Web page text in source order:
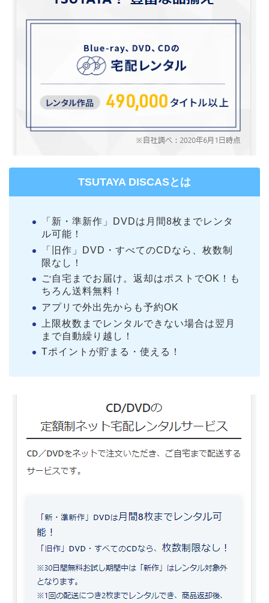
TSUTAYA DISCASとは
「新・準新作」DVDは月間8枚までレンタ
ル可能！
「旧作」DVD・すべてのCDなら、枚数制
限なし！
ご自宅までお届け。返却はポストでOK！も
ちろん送料無料！
アプリで外出先からも予約OK
上限枚数までレンタルできない場合は翌月
まで自動繰り越し！
Tポイントが貯まる・使える！